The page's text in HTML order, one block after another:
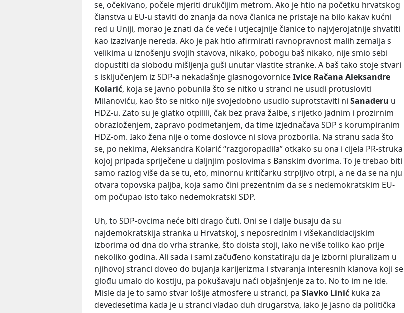
se, očekivano, počele mjeriti drukčijim metrom. Ako je htio na početku hrvatskog
članstva u EU-u staviti do znanja da nova članica ne pristaje na bilo kakav kućni
red u Uniji, morao je znati da će veće i utjecajnije članice to najvjerojatnije shvatiti
kao izazivanje nereda. Ako je pak htio afirmirati ravnopravnost malih zemalja s
velikima u iznošenju svojih stavova, nikako, pobogu baš nikako, nije smio sebi
dopustiti da slobodu mišljenja guši unutar vlastite stranke. A baš tako stoje stvari
s isključenjem iz SDP-a nekadašnje glasnogovorniceIvice Račana Aleksandre
Kolarić, koja se javno pobunila što se nitko u stranci ne usudi protusloviti
Milanoviću, kao što se nitko nije svojedobno usudio suprotstaviti ni Sanaderu u
HDZ-u. Zato su je glatko otpilili, čak bez prava žalbe, s rijetko jadnim i prozirnim
obrazloženjem, zapravo podmetanjem, da time izjednačava SDP s korumpiranim
HDZ-om. Iako žena nije o tome doslovce ni slova prozborila. Na stranu sada što
se, po nekima, Aleksandra Kolarić “razgoropadila” otkako su ona i cijela PR-struka
kojoj pripada spriječene u daljnjim poslovima s Banskim dvorima. To je trebao biti
samo razlog više da se tu, eto, minornu kritičarku strpljivo otrpi, a ne da se na nju
otvara topovska paljba, koja samo čini prezentnim da se s nedemokratskim EU-
om počupao isto tako nedemokratski SDP.
Uh, to SDP-ovcima neće biti drago čuti. Oni se i dalje busaju da su
najdemokratskija stranka u Hrvatskoj, s neposrednim i višekandidacijskim
izborima od dna do vrha stranke, što doista stoji, iako ne više toliko kao prije
nekoliko godina. Ali sada i sami začuđeno konstatiraju da je izborni pluralizam u
njihovoj stranci doveo do bujanja karijerizma i stvaranja interesnih klanova koji se
glođu umalo do kostiju, pa pokušavaju naći objašnjenje za to. No to im ne ide.
Misle da je to samo stvar lošije atmosfere u stranci, pa Slavko Linić kuka za
devedesetima kada je u stranci vladao duh drugarstva, iako je jasno da politička